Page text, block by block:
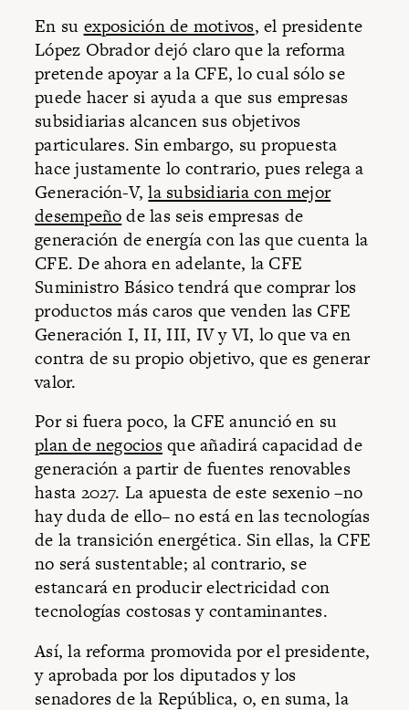
En su exposición de motivos, el presidente
López Obrador dejó claro que la reforma
pretende apoyar a la CFE, lo cual sólo se
puede hacer si ayuda a que sus empresas
subsidiarias alcancen sus objetivos
particulares. Sin embargo, su propuesta
hace justamente lo contrario, pues relega a
Generación-V,la subsidiaria con mejor
desempeñode las seis empresas de
generación de energía con las que cuenta la
CFE. De ahora en adelante, la CFE
Suministro Básico tendrá que comprar los
productos más caros que venden las CFE
Generación I, II, III, IV y VI, lo que va en
contra de su propio objetivo, que es generar
valor.
Por si fuera poco, la CFE anunció en su
plan de negociosque añadirá capacidad de
generación a partir de fuentes renovables
hasta 2027. La apuesta de este sexenio –no
hay duda de ello– no está en las tecnologías
de la transición energética. Sin ellas, la CFE
no será sustentable; al contrario, se
estancará en producir electricidad con
tecnologías costosas y contaminantes.
Así, la reforma promovida por el presidente,
y aprobada por los diputados y los
senadores de la República, o, en suma, la